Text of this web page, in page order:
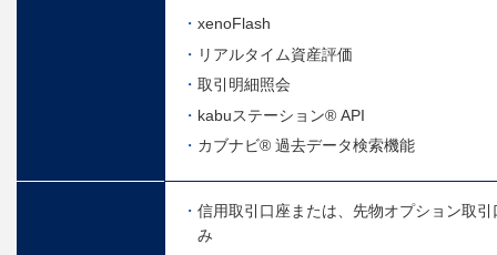
xenoFlash
リアルタイム資産評価
取引明細照会
kabuステーション® API
カブナビ® 過去データ検索機能
信用取引口座または、先物オプション取
み